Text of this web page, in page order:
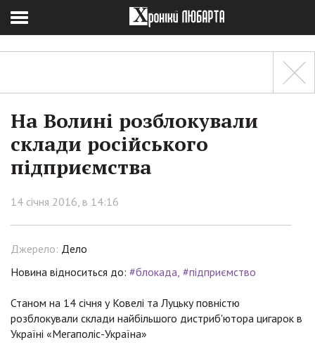
На Волині розблокували
склади російського
підприємства
14 січня 2016, в 14:16
Джерело: Дело
Новина відноситься до: #блокада #підприємство
Станом на 14 січня у Ковелі та Луцьку повністю
розблокували склади найбільшого дистриб'ютора цигарок в
Україні «Мегаполіс-Україна»